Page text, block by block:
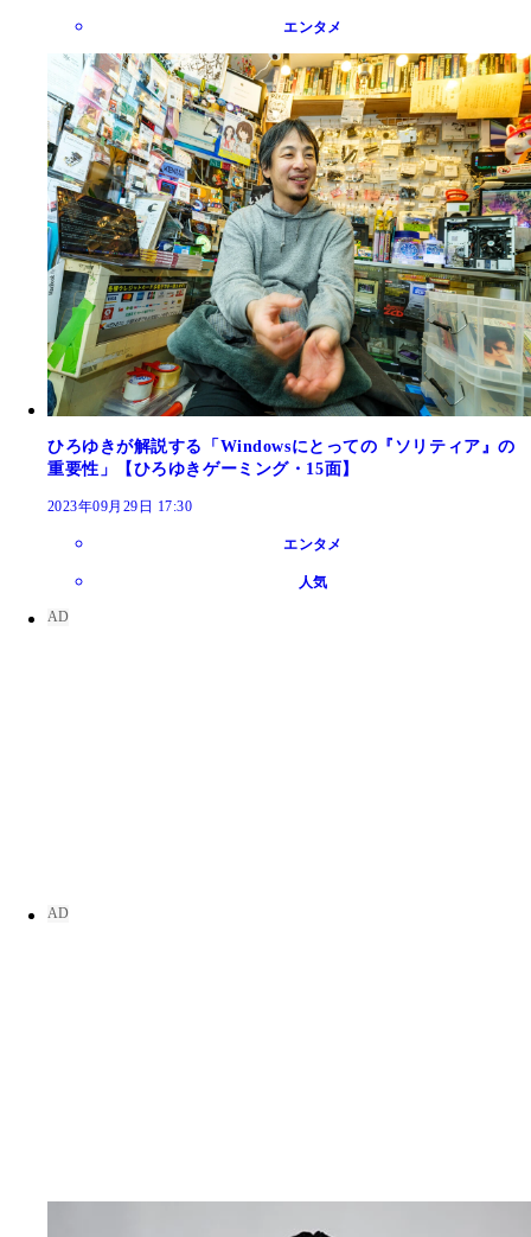
エンタメ
ひろゆきが解説する「Windowsにとっての『ソリティア』の
重要性」【ひろゆきゲーミング・15面】
2023年09月29日 17:30
エンタメ
人気